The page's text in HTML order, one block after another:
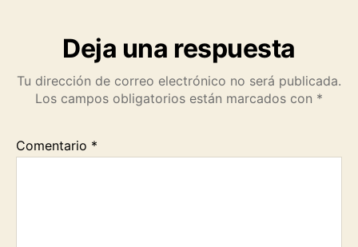
Deja una respuesta
Tu dirección de correo electrónico no será publicada.
Los campos obligatorios están marcados con *
Comentario *